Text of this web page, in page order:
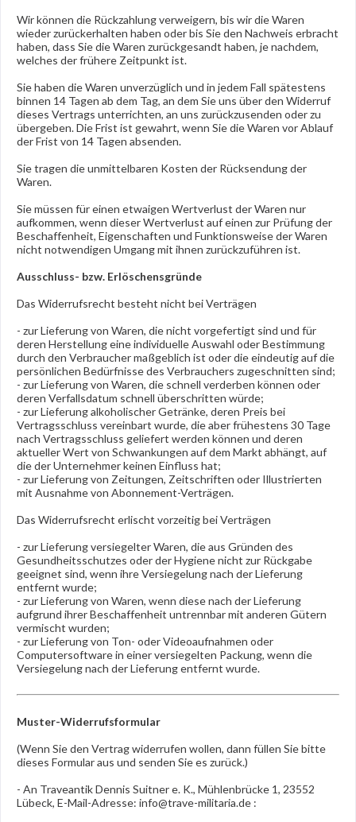
Wir können die Rückzahlung verweigern, bis wir die Waren
wieder zurückerhalten haben oder bis Sie den Nachweis erbracht
haben, dass Sie die Waren zurückgesandt haben, je nachdem,
welches der frühere Zeitpunkt ist.
Sie haben die Waren unverzüglich und in jedem Fall spätestens
binnen 14 Tagen ab dem Tag, an dem Sie uns über den Widerruf
dieses Vertrags unterrichten, an uns zurückzusenden oder zu
übergeben. Die Frist ist gewahrt, wenn Sie die Waren vor Ablauf
der Frist von 14 Tagen absenden.
Sie tragen die unmittelbaren Kosten der Rücksendung der
Waren.
Sie müssen für einen etwaigen Wertverlust der Waren nur
aufkommen, wenn dieser Wertverlust auf einen zur Prüfung der
Beschaffenheit, Eigenschaften und Funktionsweise der Waren
nicht notwendigen Umgang mit ihnen zurückzuführen ist.
Ausschluss- bzw. Erlöschensgründe
Das Widerrufsrecht besteht nicht bei Verträgen
- zur Lieferung von Waren, die nicht vorgefertigt sind und für
deren Herstellung eine individuelle Auswahl oder Bestimmung
durch den Verbraucher maßgeblich ist oder die eindeutig auf die
persönlichen Bedürfnisse des Verbrauchers zugeschnitten sind;
- zur Lieferung von Waren, die schnell verderben können oder
deren Verfallsdatum schnell überschritten würde;
- zur Lieferung alkoholischer Getränke, deren Preis bei
Vertragsschluss vereinbart wurde, die aber frühestens 30 Tage
nach Vertragsschluss geliefert werden können und deren
aktueller Wert von Schwankungen auf dem Markt abhängt, auf
die der Unternehmer keinen Einfluss hat;
- zur Lieferung von Zeitungen, Zeitschriften oder Illustrierten
mit Ausnahme von Abonnement-Verträgen.
Das Widerrufsrecht erlischt vorzeitig bei Verträgen
- zur Lieferung versiegelter Waren, die aus Gründen des
Gesundheitsschutzes oder der Hygiene nicht zur Rückgabe
geeignet sind, wenn ihre Versiegelung nach der Lieferung
entfernt wurde;
- zur Lieferung von Waren, wenn diese nach der Lieferung
aufgrund ihrer Beschaffenheit untrennbar mit anderen Gütern
vermischt wurden;
- zur Lieferung von Ton- oder Videoaufnahmen oder
Computersoftware in einer versiegelten Packung, wenn die
Versiegelung nach der Lieferung entfernt wurde.
Muster-Widerrufsformular
(Wenn Sie den Vertrag widerrufen wollen, dann füllen Sie bitte
dieses Formular aus und senden Sie es zurück.)
- An Traveantik Dennis Suitner e. K., Mühlenbrücke 1, 23552
Lübeck, E-Mail-Adresse: info@trave-militaria.de :